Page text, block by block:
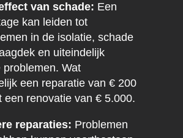
van schade: Een
kan leiden tot
in de isolatie, schade
en uiteindelijk
problemen. Wat
een reparatie van € 200
een renovatie van € 5.000.
reparaties: Problemen